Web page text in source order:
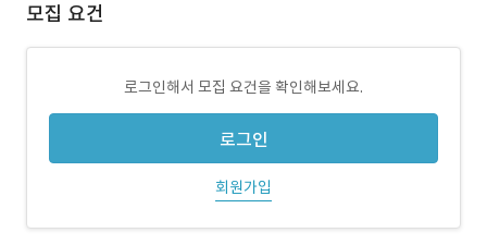
모집 요건
로그인해서 모집 요건을 확인해보세요.
로그인
회원가입